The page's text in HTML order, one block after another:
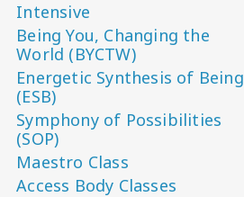
Intensive
Being You, Changing the
World (BYCTW)
Energetic Synthesis of Being
(ESB)
Symphony of Possibilities
(SOP)
Maestro Class
Access Body Classes